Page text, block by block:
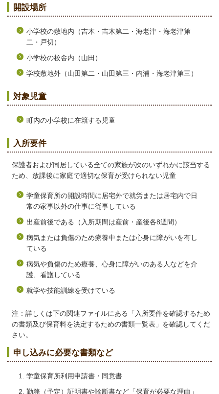
開設場所
小学校の敷地内（吉木・吉木第二・海老津・海老津第
二・戸切）
小学校の校舎内（山田）
学校敷地外（山田第二・山田第三・内浦・海老津第三）
対象児童
町内の小学校に在籍する児童
入所要件
保護者および同居している全ての家族が次のいずれかに該当する
ため、放課後に家庭で適切な保育が受けられない児童
学童保育所の開設時間に居宅外で就労または居宅内で日
常の家事以外の仕事に従事している
出産前後である（入所期間は産前・産後各8週間）
病気または負傷のため療養中または心身に障がいを有し
ている
病気や負傷のため療養、心身に障がいのある人などを介
護、看護している
就学や技能訓練を受けている
注：詳しくは下の関連ファイルにある「入所要件を確認するため
の書類及び保育料を決定するための書類一覧表」を確認してくだ
さい。
申し込みに必要な書類など
学童保育所利用申請書・同意書
勤務（予定）証明書や診断書など「保育が必要な理由」